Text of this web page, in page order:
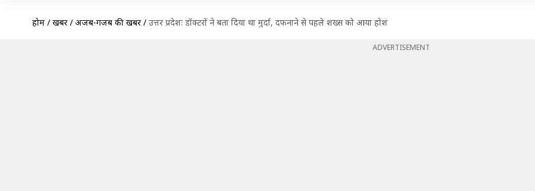
होम / खबरें / अजब-गजब की खबरें / उत्तर प्रदेशः डॉक्टरों ने बता दिया था मुर्दा, दफनाने से पहले शख्स को आया होश
ADVERTISEMENT